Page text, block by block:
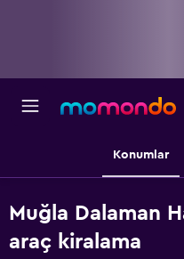
Konumlar
Muğla Dalaman
araç kiralama